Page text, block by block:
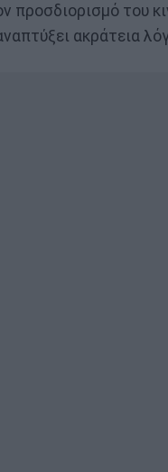
προσδιορισμό του
ακράτεια